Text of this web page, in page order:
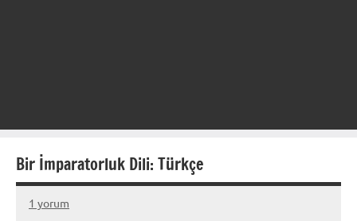
Bir İmparatorluk Dili: Türkçe
10
figen
1 yorum